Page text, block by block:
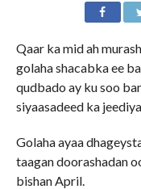
Qaar ka mid ah
golaha shacabka ee
qudbado ay ku soo
siyaasadeed ka
Golaha ayaa
taagan doorashadan
bishan April.